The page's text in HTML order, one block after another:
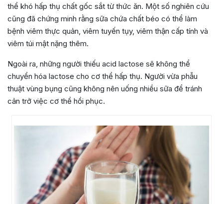
thể khó hấp thụ chất gốc sắt từ thức ăn. Một số nghiên cứu
cũng đã chứng minh rằng sữa chứa chất béo có thể làm
bệnh viêm thực quản, viêm tuyến tụy, viêm thận cấp tính và
viêm túi mật nặng thêm.
Ngoài ra, những người thiếu acid lactose sẽ không thể
chuyển hóa lactose cho cơ thể hấp thụ. Người vừa phẫu
thuật vùng bụng cũng không nên uống nhiều sữa để tránh
cản trở việc cơ thể hồi phục.